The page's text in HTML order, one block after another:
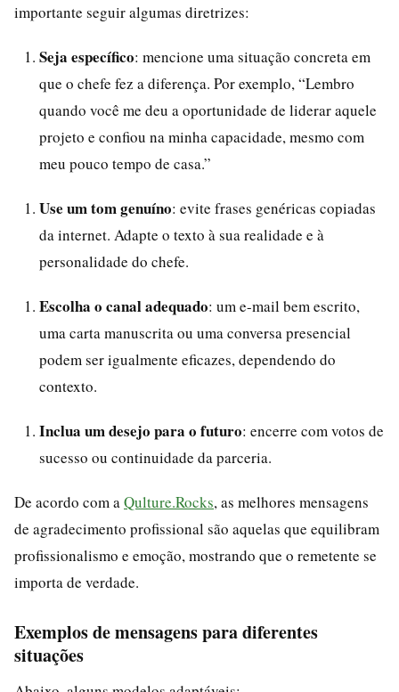
importante seguir algumas diretrizes:
Seja específico: mencione uma situação concreta em
que o chefe fez a diferença. Por exemplo, “Lembro
quando você me deu a oportunidade de liderar aquele
projeto e confiou na minha capacidade, mesmo com
meu pouco tempo de casa.”
Use um tom genuíno: evite frases genéricas copiadas
da internet. Adapte o texto à sua realidade e à
personalidade do chefe.
Escolha o canal adequado: um e-mail bem escrito,
uma carta manuscrita ou uma conversa presencial
podem ser igualmente eficazes, dependendo do
contexto.
Inclua um desejo para o futuro: encerre com votos de
sucesso ou continuidade da parceria.
De acordo com a Qulture.Rocks, as melhores mensagens
de agradecimento profissional são aquelas que equilibram
profissionalismo e emoção, mostrando que o remetente se
importa de verdade.
Exemplos de mensagens para diferentes
situações